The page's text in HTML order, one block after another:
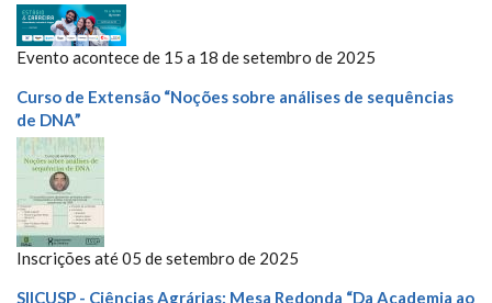
Evento acontece de 15 a 18 de setembro de 2025
Curso de Extensão “Noções sobre análises de sequências
de DNA”
Inscrições até 05 de setembro de 2025
SIICUSP - Ciências Agrárias: Mesa Redonda “Da Academia ao